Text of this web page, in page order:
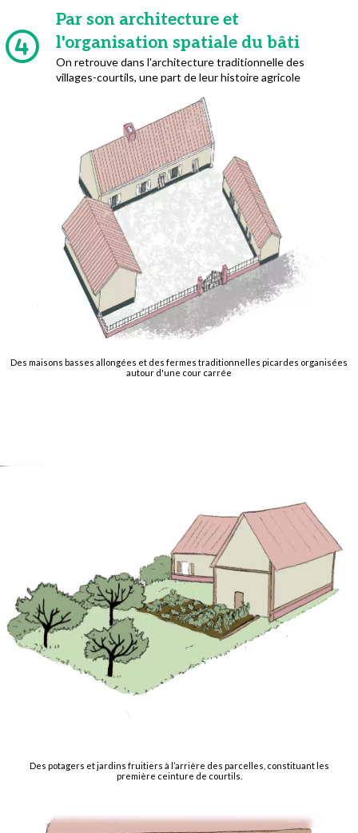
Par son architecture et
l'organisation spatiale du bâti
On retrouve dans l'architecture traditionnelle des
villages-courtils, une part de leur histoire agricole
Des maisons basses allongées et des fermes traditionnelles picardes organisées
autour d'une cour carrée
Des potagers et jardins fruitiers à l’arrière des parcelles, constituant les
première ceinture de courtils.